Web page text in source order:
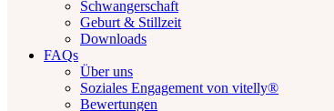
Schwangerschaft
Geburt & Stillzeit
Downloads
FAQs
Über uns
Soziales Engagement von vitelly®
Bewertungen